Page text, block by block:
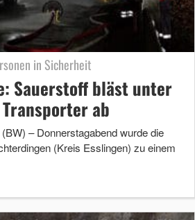
in Sicherheit
Sauerstoff bläst unter
ab
– Donnerstagabend wurde die
(Kreis Esslingen) zu einem